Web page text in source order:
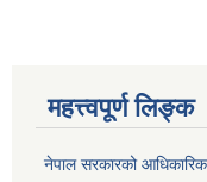
महत्त्वपूर्ण लिङ्क
नेपाल सरकारको आधिकारिक